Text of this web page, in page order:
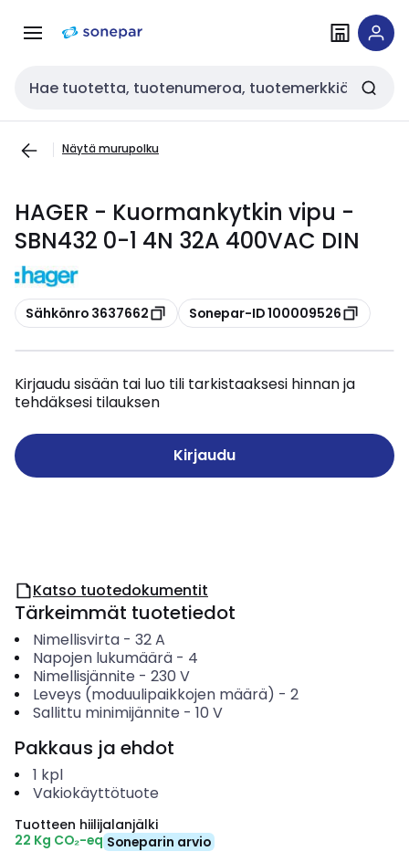
navigointiinsisältöön
Haku
Näytä murupolku
HAGER - Kuormankytkin vipu -
SBN432 0-1 4N 32A 400VAC DIN
Kopioi
Sähkönro 3637662 Kopioi
Sonepar-ID 100009526
Kirjaudu sisään tai luo tili tarkistaaksesi hinnan ja
tehdäksesi tilauksen
Kirjaudu
Katso tuotedokumentit
Tärkeimmät tuotetiedot
Nimellisvirta- 32A
Napojen lukumäärä- 4
Nimellisjännite - 230 V
Leveys (moduulipaikkojen määrä) - 2
Sallittu minimijännite - 10 V
Pakkaus ja ehdot
1 kpl
Vakiokäyttötuote
Tuotteen hiilijalanjälki
22 Kg CO₂-eq Soneparin arvio